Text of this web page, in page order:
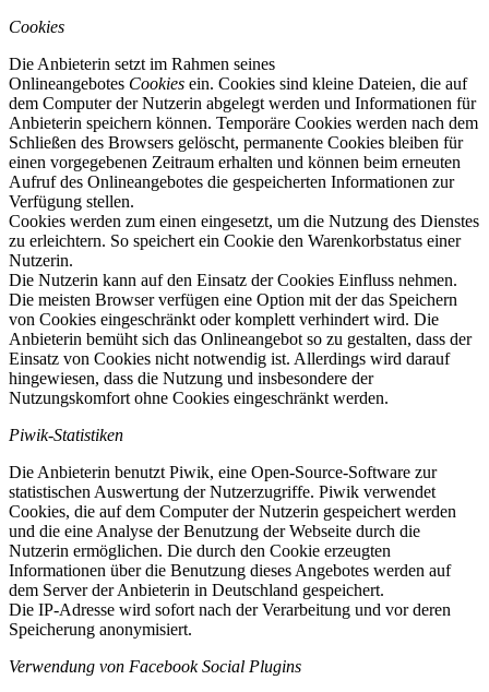
Cookies
Die Anbieterin setzt im Rahmen seines
Onlineangebotes Cookies ein. Cookies sind kleine Dateien, die auf
dem Computer der Nutzerin abgelegt werden und Informationen für
Anbieterin speichern können. Temporäre Cookies werden nach dem
Schließen des Browsers gelöscht, permanente Cookies bleiben für
einen vorgegebenen Zeitraum erhalten und können beim erneuten
Aufruf des Onlineangebotes die gespeicherten Informationen zur
Verfügung stellen.
Cookies werden zum einen eingesetzt, um die Nutzung des Dienstes
zu erleichtern. So speichert ein Cookie den Warenkorbstatus einer
Nutzerin.
Die Nutzerin kann auf den Einsatz der Cookies Einfluss nehmen.
Die meisten Browser verfügen eine Option mit der das Speichern
von Cookies eingeschränkt oder komplett verhindert wird. Die
Anbieterin bemüht sich das Onlineangebot so zu gestalten, dass der
Einsatz von Cookies nicht notwendig ist. Allerdings wird darauf
hingewiesen, dass die Nutzung und insbesondere der
Nutzungskomfort ohne Cookies eingeschränkt werden.
Piwik-Statistiken
Die Anbieterin benutzt Piwik, eine Open-Source-Software zur
statistischen Auswertung der Nutzerzugriffe. Piwik verwendet
Cookies, die auf dem Computer der Nutzerin gespeichert werden
und die eine Analyse der Benutzung der Webseite durch die
Nutzerin ermöglichen. Die durch den Cookie erzeugten
Informationen über die Benutzung dieses Angebotes werden auf
dem Server der Anbieterin in Deutschland gespeichert.
Die IP-Adresse wird sofort nach der Verarbeitung und vor deren
Speicherung anonymisiert.
Verwendung von Facebook Social Plugins